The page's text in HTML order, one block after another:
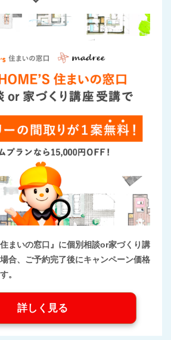
まいの窓口』に個別相談or家づくり講
合、ご予約完了後にキャンペーン価格
。
詳しく見る